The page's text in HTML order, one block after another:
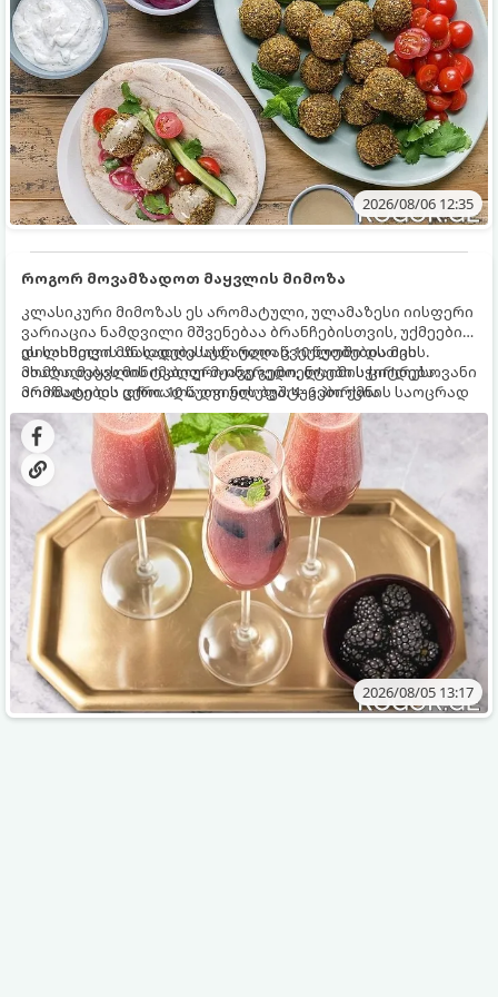
2026/08/06 12:35
როგორ მოვამზადოთ მაყვლის მიმოზა
კლასიკური მიმოზას ეს არომატული, ულამაზესი იისფერი
ვარიაცია ნამდვილი მშვენებაა ბრანჩებისთვის, უქმეების
დილისთვის ან სადღესასწაულო წვეულებებისთვის.
ახალი მაყვლის ტკბილ-მჟავე გემო, ლაიმის ციტრუსოვანი
არომატი და ცქრიალა ღვინის ბუშტუკები ქმნის საოცრად
დახვეწილ და მაგრილებელ კოქტეილს.
ეს სასმელი მზადდება სულ რაღაც 10 წუთში და მის
მომზადებას მინიმალური ინგრედიენტები სჭირდება.
მომზადების დრო: 10 წუთი ულუფა: 4–6 პორცია
2026/08/05 13:17